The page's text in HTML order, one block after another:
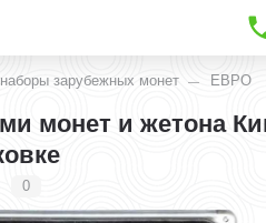
наборы зарубежных монет ЕВРО
монет и жетона
0